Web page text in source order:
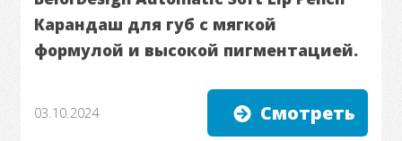
Карандаш для губ с мягкой
формулой и высокой пигментацией.
03.10.2024 Смотреть